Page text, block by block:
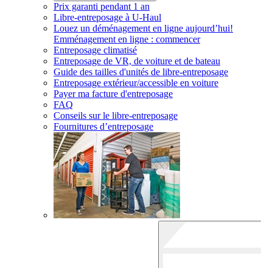
Prix garanti pendant 1 an
Libre-entreposage à U-Haul
Louez un déménagement en ligne aujourd’hui!
Emménagement en ligne : commencer
Entreposage climatisé
Entreposage de VR, de voiture et de bateau
Guide des tailles d'unités de libre-entreposage
Entreposage extérieur/accessible en voiture
Payer ma facture d'entreposage
FAQ
Conseils sur le libre-entreposage
Fournitures d’entreposage